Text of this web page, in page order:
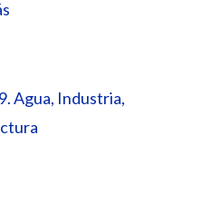
Agua, Industria,